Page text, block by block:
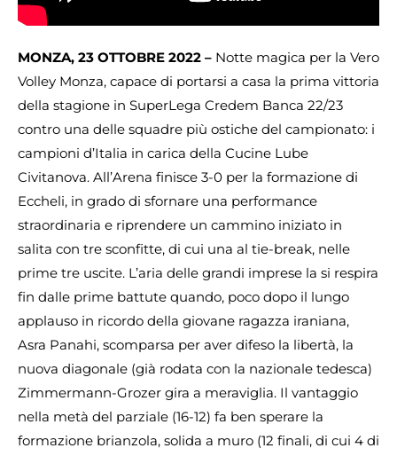
MONZA, 23 OTTOBRE 2022 – Notte magica per la Vero
Volley Monza, capace di portarsi a casa la prima vittoria
della stagione in SuperLega Credem Banca 22/23
contro una delle squadre più ostiche del campionato: i
campioni d’Italia in carica della Cucine Lube
Civitanova. All’Arena finisce 3-0 per la formazione di
Eccheli, in grado di sfornare una performance
straordinaria e riprendere un cammino iniziato in
salita con tre sconfitte, di cui una al tie-break, nelle
prime tre uscite. L’aria delle grandi imprese la si respira
fin dalle prime battute quando, poco dopo il lungo
applauso in ricordo della giovane ragazza iraniana,
Asra Panahi, scomparsa per aver difeso la libertà, la
nuova diagonale (già rodata con la nazionale tedesca)
Zimmermann-Grozer gira a meraviglia. Il vantaggio
nella metà del parziale (16-12) fa ben sperare la
formazione brianzola, solida a muro (12 finali, di cui 4 di